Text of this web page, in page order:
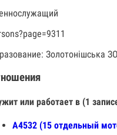
Золотонішська
или работает в (1
А4532 (15 отдельный